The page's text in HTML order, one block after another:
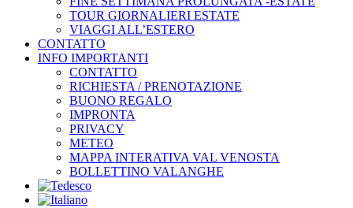
TOUR GIORNALIERI ESTATE
VIAGGI ALL’ESTERO
CONTATTO
INFO IMPORTANTI
CONTATTO
RICHIESTA / PRENOTAZIONE
BUONO REGALO
IMPRONTA
PRIVACY
METEO
MAPPA INTERATIVA VAL VENOSTA
BOLLETTINO VALANGHE